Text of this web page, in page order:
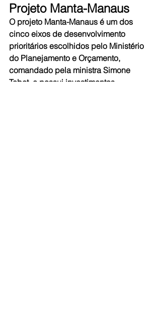
Projeto Manta-Manaus
O projeto Manta-Manaus é um dos
cinco eixos de desenvolvimento
prioritários escolhidos pelo Ministério
do Planejamento e Orçamento,
comandado pela ministra Simone
Tebet, e possui investimentos